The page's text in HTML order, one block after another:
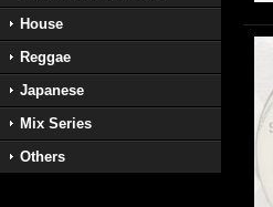
House
Reggae
Japanese
Mix Series
Others